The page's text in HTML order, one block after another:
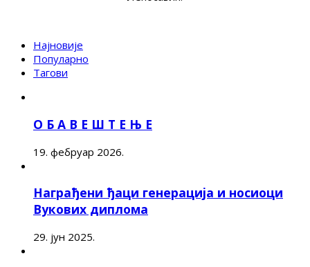
Најновије
Популарно
Тагови
О Б А В Е Ш Т Е Њ Е
19. фебруар 2026.
Награђени ђаци генерација и носиоци
Вукових диплома
29. јун 2025.